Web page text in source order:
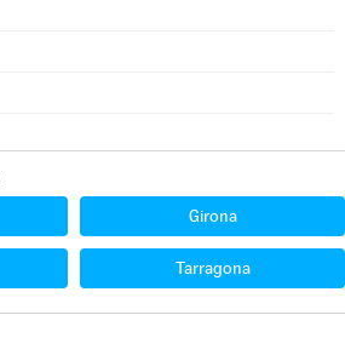
Girona
Tarragona